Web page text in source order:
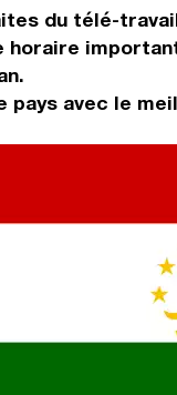
du télé-
avec le